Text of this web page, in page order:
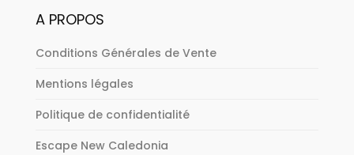
A PROPOS
Conditions Générales de Vente
Mentions légales
Politique de confidentialité
Escape New Caledonia